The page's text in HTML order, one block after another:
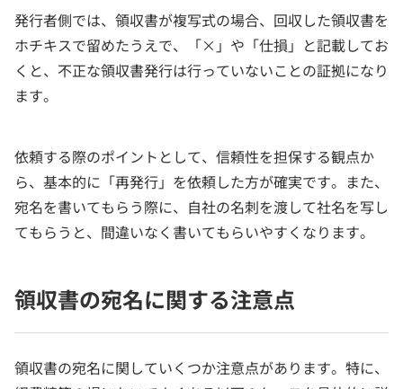
発行者側では、領収書が複写式の場合、回収した領収書を
ホチキスで留めたうえで、「×」や「仕損」と記載してお
くと、不正な領収書発行は行っていないことの証拠になり
ます。
依頼する際のポイントとして、信頼性を担保する観点か
ら、基本的に「再発行」を依頼した方が確実です。また、
宛名を書いてもらう際に、自社の名刺を渡して社名を写し
てもらうと、間違いなく書いてもらいやすくなります。
領収書の宛名に関する注意点
領収書の宛名に関していくつか注意点があります。特に、